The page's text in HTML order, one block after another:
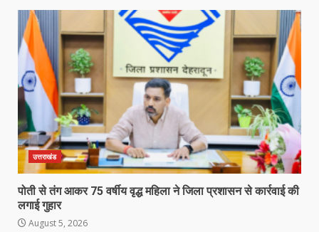
उत्तराखंड
पोती से तंग आकर 75 वर्षीय वृद्ध महिला ने जिला प्रशासन से कार्रवाई की
लगाई गुहार
August 5, 2026